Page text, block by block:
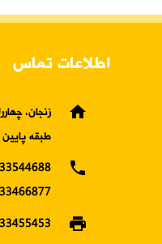
اطلاعات تماس
home
زنجان،
طبقه پایین (درایام
phone
33466877-024 واحد ریاست 33478223-024 واحد روابط عمومی
print
33455453